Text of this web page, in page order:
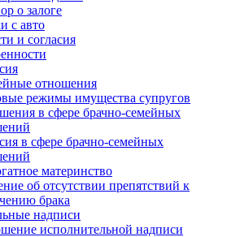
о залоге
с авто
и согласия
отношения
режимы имущества супругов
в сфере брачно-семейных
в сфере брачно-семейных
материнство
об отсутствии препятствий к
брака
надписи
исполнительной надписи